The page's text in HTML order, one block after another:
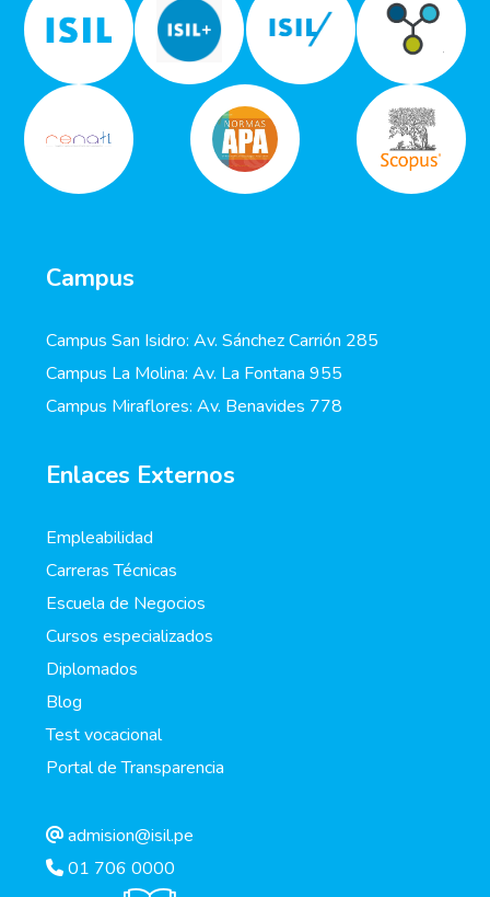
Campus
Campus San Isidro: Av. Sánchez Carrión 285
Campus La Molina: Av. La Fontana 955
Campus Miraflores: Av. Benavides 778
Enlaces Externos
Empleabilidad
Carreras Técnicas
Escuela de Negocios
Cursos especializados
Diplomados
Blog
Test vocacional
Portal de Transparencia
admision@isil.pe
01 706 0000